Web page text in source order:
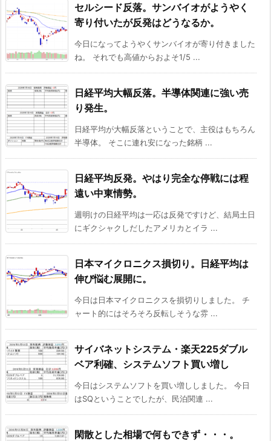
セルシード反落。サンバイオがようやく
寄り付いたが反発はどうなるか。
今日になってようやくサンバイオが寄り付きました
ね。 それでも高値からおよそ1/5 ...
日経平均大幅反落。半導体関連に強い売
り発生。
日経平均が大幅反落ということで、主役はもちろん
半導体。 そこに連れ安になった銘柄 ...
日経平均反発。やはり完全な停戦には程
遠い中東情勢。
週明けの日経平均は一応は反発ですけど、結局土日
にギクシャクしだしたアメリカとイラ ...
日本マイクロニクス損切り。日経平均は
伸び悩む展開に。
今日は日本マイクロニクスを損切りしました。 チ
ャート的にはそろそろ反転しそうな雰 ...
サイバネットシステム・楽天225ダブル
ベア利確、システムソフト買い増し
今日はシステムソフトを買い増ししました。 今日
はSQということでしたが、民泊関連 ...
閑散とした相場で何もできず・・・。